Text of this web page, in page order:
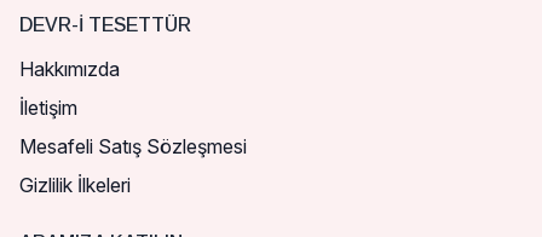
DEVR-I TESETTÜR
Hakkımızda
İletişim
Mesafeli Satış Sözleşmesi
Gizlilik İlkeleri